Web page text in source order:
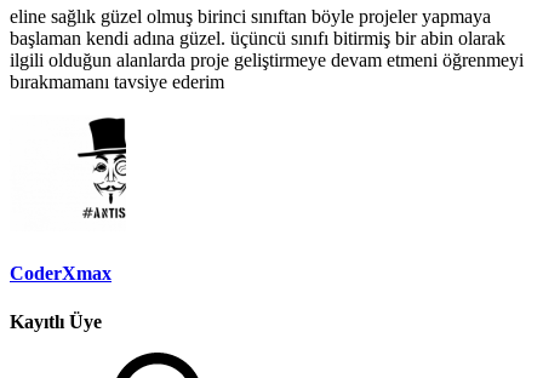
eline sağlık güzel olmuş birinci sınıftan böyle projeler yapmaya
başlaman kendi adına güzel. üçüncü sınıfı bitirmiş bir abin olarak
ilgili olduğun alanlarda proje geliştirmeye devam etmeni öğrenmeyi
bırakmamanı tavsiye ederim
CoderXmax
Kayıtlı Üye